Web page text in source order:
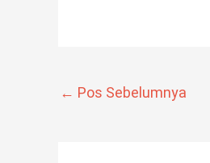
← Pos Sebelumnya